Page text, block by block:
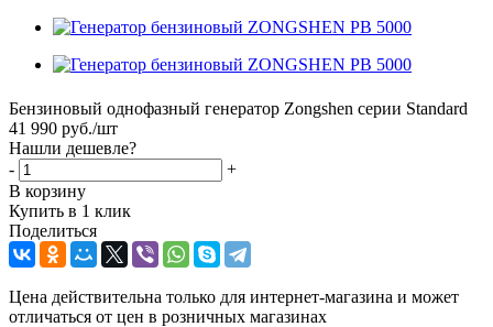
Бензиновый однофазный генератор Zongshen серии Standard
41 990 руб./шт
Нашли дешевле?
-
+
В корзину
Купить в 1 клик
Поделиться
Цена действительна только для интернет-магазина и может
отличаться от цен в розничных магазинах